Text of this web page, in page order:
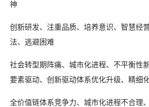
神
创新研发、注重品质、培养意识、智慧经
法、逃避困难
社会转型期阵痛、城市化进程、不平衡性
要素驱动、创新驱动体系优化升级、精细
全价值链体系竞争力、城市化进程不合理